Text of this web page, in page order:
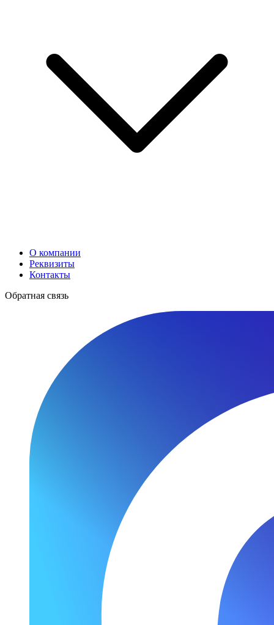
О компании
Реквизиты
Контакты
Обратная связь